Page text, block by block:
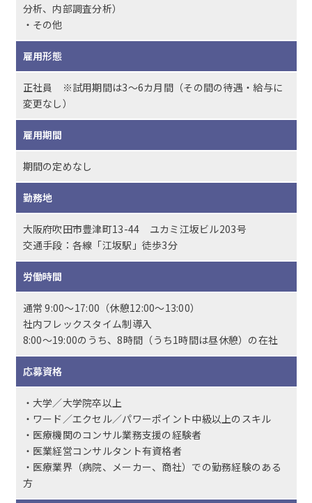
分析、内部調査分析）
・その他
雇用形態
正社員 ※試用期間は3～6カ月間（その間の待遇・給与に
変更なし）
雇用期間
期間の定めなし
勤務地
大阪府吹田市豊津町13-44 ユカミ江坂ビル203号
交通手段：各線「江坂駅」徒歩3分
労働時間
通常 9:00〜17:00（休憩12:00〜13:00）
社内フレックスタイム制導入
8:00〜19:00のうち、8時間（うち1時間は昼休憩）の在社
応募資格
・大学／大学院卒以上
・ワード／エクセル／パワーポイント中級以上のスキル
・医療機関のコンサル業務支援の経験者
・医業経営コンサルタント有資格者
・医療業界（病院、メーカー、商社）での勤務経験のある
方